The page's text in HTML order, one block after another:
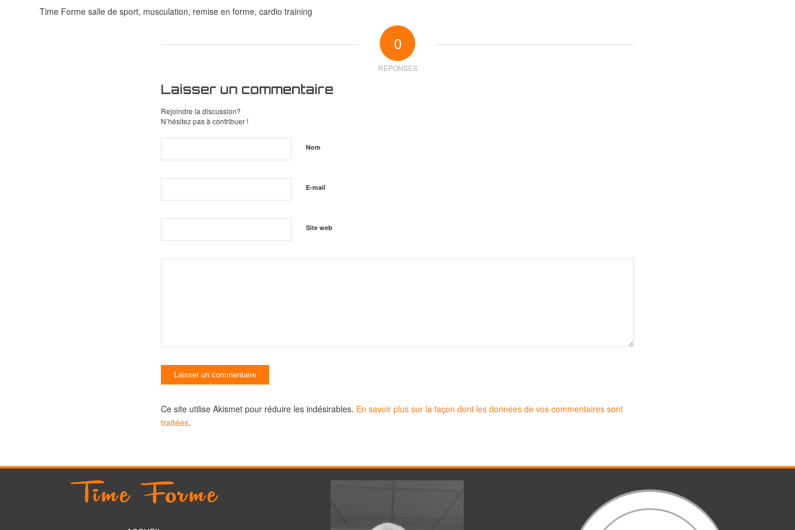
Time Forme salle de sport, musculation, remise en forme, cardio training
0
RÉPONSES
Laisser un commentaire
Rejoindre la discussion?
N’hésitez pas à contribuer !
Nom
E-mail
Site web
Ce site utilise Akismet pour réduire les indésirables. En savoir plus sur la façon dont les données de vos commentaires sont
traitées.